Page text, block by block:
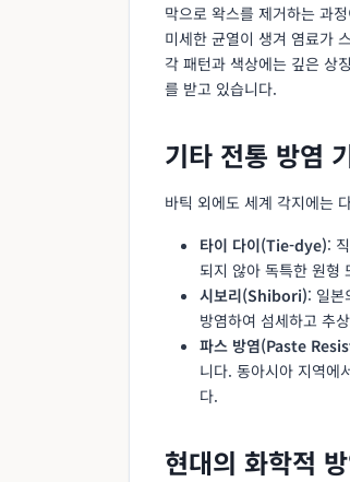
막으로 왁스를 제거하는 과
미세한 균열이 생겨 염료가
각 패턴과 색상에는 깊은 상
를 받고 있습니다.
기타 전통 방염
바틱 외에도 세계 각지에는
타이 다이(Tie-dye):
되지 않아 독특한 원형
시보리(Shibori): 일본
방염하여 섬세하고 추
파스 방염(Paste
니다. 동아시아 지역에
다.
현대의 화학적